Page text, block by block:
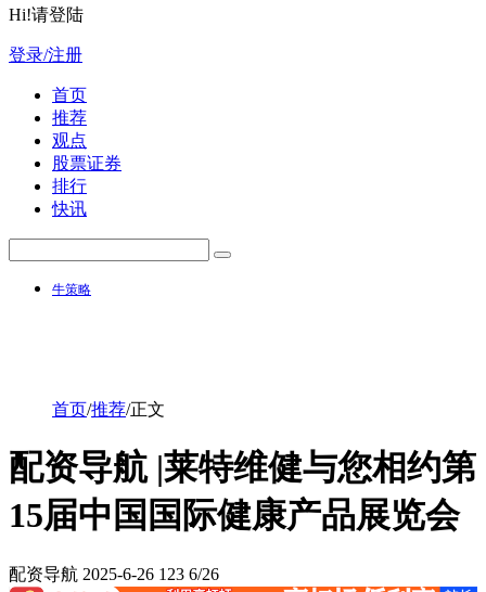
Hi!请登陆
登录/注册
首页
推荐
观点
股票证券
排行
快讯
牛策略
首页/推荐/正文
配资导航 |莱特维健与您相约第
15届中国国际健康产品展览会
配资导航 2025-6-26 123 6/26